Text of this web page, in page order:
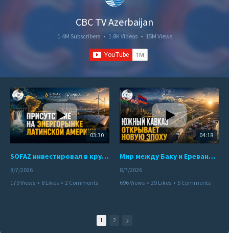
CBC TV Azerbaijan
1.4M Subscribers • 1.8K Videos • 15M Views
03:30
SOFAZ инвестировал в крупнейшего независимого производителя электроэнергии Перу
8/7/2026
179 Views • 8 Likes • 2 Comments
04:18
Мир между Баку и Ереваном запускает крупные логистические проекты
8/7/2026
696 Views • 29 Likes • 5 Comments
1 2